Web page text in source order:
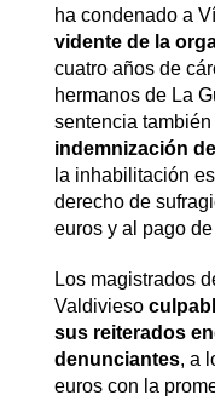
ha condenado a
vidente de la
cuatro años de
hermanos de La
sentencia también
indemnización
la inhabilitación
derecho de
euros y al pago
Los magistrados
Valdivieso
sus reiterados
denunciantes, a
euros con la